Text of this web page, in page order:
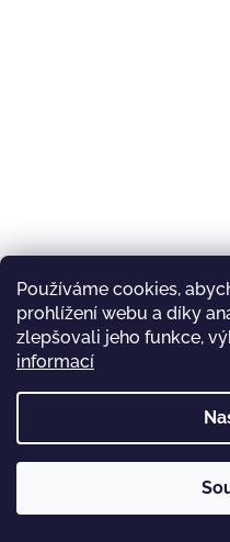
Používáme cookies,
prohlížení webu a díky
zlepšovali jeho funkce,
informací